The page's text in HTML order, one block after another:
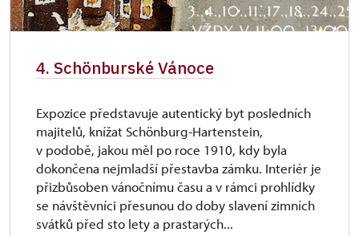
4. Schönburské Vánoce
Expozice představuje autentický byt posledních
majitelů, knížat Schönburg-Hartenstein,
v podobě, jakou měl po roce 1910, kdy byla
dokončena nejmladší přestavba zámku. Interiér je
přizbůsoben vánočnímu času a v rámci prohlídky
se návštěvníci přesunou do doby slavení zimních
svátků před sto lety a prastarých...